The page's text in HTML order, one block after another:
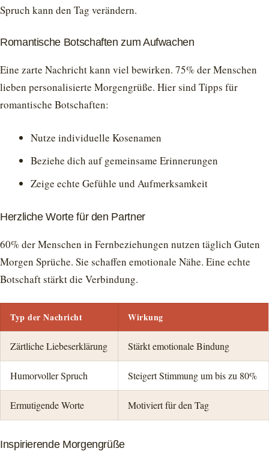
Spruch kann den Tag verändern.
Romantische Botschaften zum Aufwachen
Eine zarte Nachricht kann viel bewirken. 75% der Menschen
lieben personalisierte Morgengrüße. Hier sind Tipps für
romantische Botschaften:
Nutze individuelle Kosenamen
Beziehe dich auf gemeinsame Erinnerungen
Zeige echte Gefühle und Aufmerksamkeit
Herzliche Worte für den Partner
60% der Menschen in Fernbeziehungen nutzen täglich Guten
Morgen Sprüche. Sie schaffen emotionale Nähe. Eine echte
Botschaft stärkt die Verbindung.
Typ der Nachricht Wirkung
Zärtliche Liebeserklärung Stärkt emotionale Bindung
Humorvoller Spruch Steigert Stimmung um bis zu 80%
Ermutigende Worte Motiviert für den Tag
Inspirierende Morgengrüße